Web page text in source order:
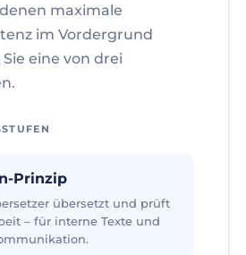
maximale
im Vordergrund
eine von drei
Prinzip
übersetzt und prüft
– für interne Texte und